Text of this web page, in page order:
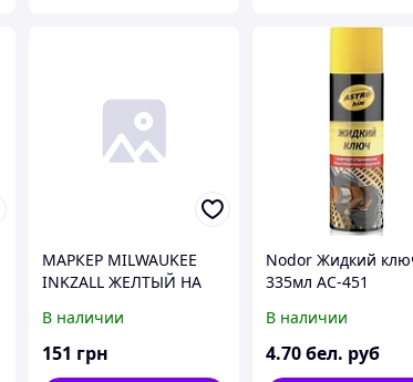
МАРКЕР MILWAUKEE
INKZALL ЖЕЛТЫЙ НА
КРАСКИ (код 48223721).
В наличии
151 грн
Nodor Жидкий
335мл AC-451
В наличии
4.70 бел. руб